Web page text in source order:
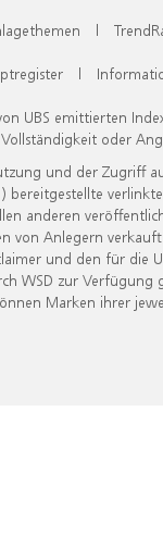
|
|
UBS emittierten
oder
und der Zugriff
anderen
Anlegern
und den für die
zur Verfügung
Marken ihrer